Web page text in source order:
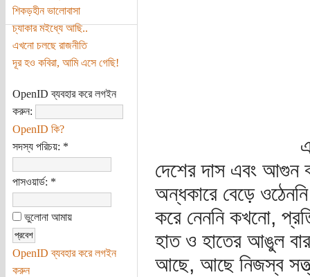
শিকড়হীন ভালোবাসা
চ্যাকার মইধ্যে আছি..
এখনো চলছে রাজনীতি
দূর হও কবিরা, আমি এসে গেছি!
OpenID ব্যবহার করে লগইন
করুন:
OpenID কি?
সদস্য পরিচয়: *
পাসওয়ার্ড: *
ভুলোনা আমায়
OpenID ব্যবহার করে লগইন
করুন
দেশের দাস এবং আগুন
অন্ধকারে বেড়ে
করে নেননি কখনো,
হাত ও হাতের আঙুল
আছে, আছে নিজস্ব